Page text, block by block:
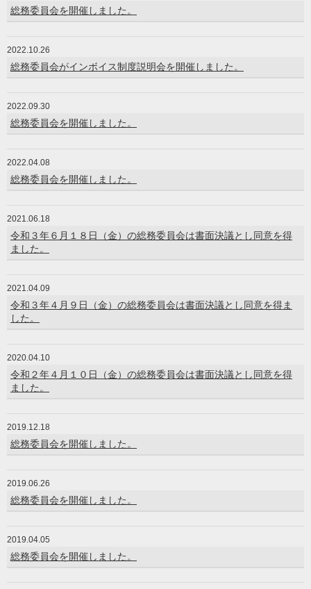
総務委員会を開催しました。
2022.10.26
総務委員会がインボイス制度説明会を開催しました。
2022.09.30
総務委員会を開催しました。
2022.04.08
総務委員会を開催しました。
2021.06.18
令和３年６月１８日（金）の総務委員会は書面決議とし同意を得
ました。
2021.04.09
令和３年４月９日（金）の総務委員会は書面決議とし同意を得ま
した。
2020.04.10
令和２年４月１０日（金）の総務委員会は書面決議とし同意を得
ました。
2019.12.18
総務委員会を開催しました。
2019.06.26
総務委員会を開催しました。
2019.04.05
総務委員会を開催しました。